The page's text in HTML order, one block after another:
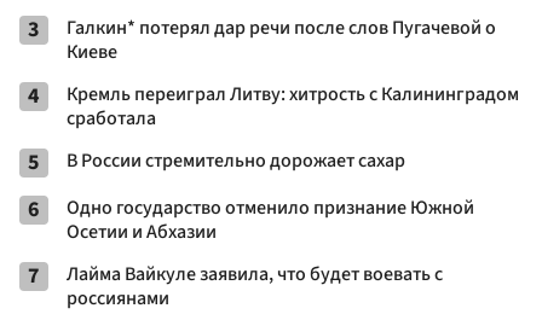
3
Галкин* потерял дар речи после слов Пугачевой о
Киеве
4
Кремль переиграл Литву: хитрость с Калининградом
сработала
5 В России стремительно дорожает сахар
6
Одно государство отменило признание Южной
Осетии и Абхазии
7
Лайма Вайкуле заявила, что будет воевать с
россиянами